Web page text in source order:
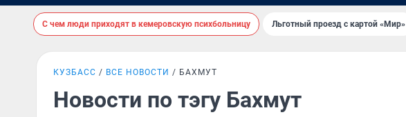
С чем люди приходят в кемеровскую психбольницу Льготный проезд с картой «Мир»
КУЗБАСС ВСЕ НОВОСТИ БАХМУТ
Новости по тэгу Бахмут